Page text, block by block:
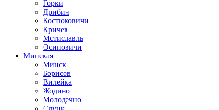
Горки
Дрибин
Костюковичи
Кричев
Мстиславль
Осиповичи
Минская
Минск
Борисов
Вилейка
Жодино
Молодечно
Слуцк